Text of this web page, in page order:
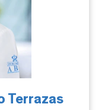
Terrazas